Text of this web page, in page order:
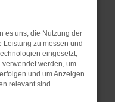
Stand
nur ein
auch dazu
nicht mehr
es uns, die Nutzung der
Leistung zu messen und
eingesetzt,
werden, um
und um Anzeigen
relevant sind.